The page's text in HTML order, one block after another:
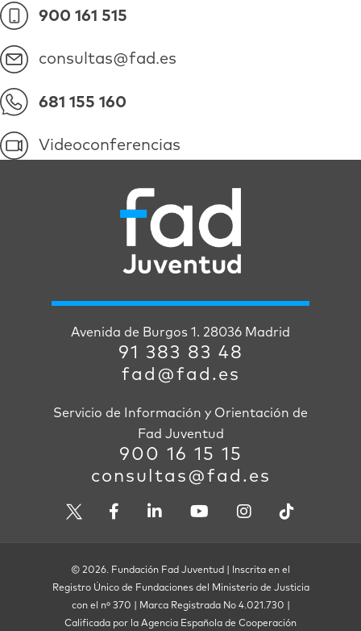
900 161 515
consultas@fad.es
681 155 160
Videoconferencias
Avenida de Burgos 1. 28036 Madrid
91 383 83 48
fad@fad.es
Servicio de Información y Orientación de
Fad Juventud
900 16 15 15
consultas@fad.es
© 2026. Fundación Fad Juventud | Inscrita en el
Registro Único de Fundaciones del Ministerio de Justicia
con el nº 370 | Marca Registrada No 4.021.730 |
Calificada por la Agencia Española de Cooperación